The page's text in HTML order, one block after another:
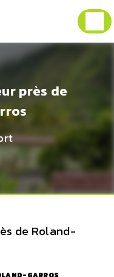
près de
de Roland-